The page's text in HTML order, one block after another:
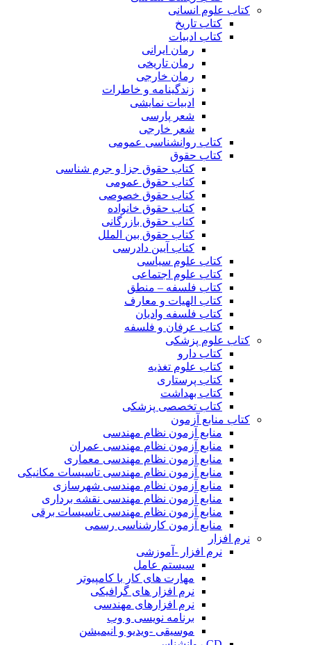
کتاب علوم انسانی
کتاب تاریخ
کتاب ادبیات
رمان ایرانی
رمان تاریخی
رمان خارجی
زندگینامه و خاطرات
ادبیات نمایشی
شعر پارسی
شعر خارجی
کتاب روانشناسی عمومی
کتاب حقوق
کتاب حقوق جزا و جرم شناسی
کتاب حقوق عمومی
کتاب حقوق خصوصی
کتاب حقوق خانواده
کتاب حقوق بازرگانی
کتاب حقوق بین الملل
کتاب آیین دادرسی
کتاب علوم سیاسی
کتاب علوم اجتماعی
کتاب فلسفه – منطق
کتاب الهیات و معارف
کتاب فلسفه وادیان
کتاب عرفان و فلسفه
کتاب علوم پزشکی
کتاب دارو
کتاب علوم تغذیه
کتاب پرستاری
کتاب بهداشت
کتاب تخصصی پزشکی
کتاب منابع آزمون
منابع آزمون نظام مهندسی
منابع آزمون نظام مهندسی عمران
منابع آزمون نظام مهندسی معماری
منابع آزمون نظام مهندسی تاسیسات مکانیکی
منابع آزمون نظام مهندسی شهرسازی
منابع آزمون نظام مهندسی نقشه برداری
منابع آزمون نظام مهندسی تاسیسات برقی
منابع آزمون کارشناسی رسمی
نرم افزار
نرم افزار -آموزشی
سیستم عامل
مهارت های کار با کامپیوتر
نرم افزار های گرافیکی
نرم افزارهای مهندسی
برنامه نویسی و وب
موسیقی -ویدیو و انیمیشن